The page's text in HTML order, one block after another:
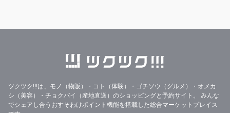
ツクツク!!!は、モノ（物販）・コト（体験）・ゴチソウ（グルメ）・オメカ
シ（美容）・チョクバイ（産地直送）のショッピングと予約サイト。
みんな
でシェアし合うおすそわけポイント機能を搭載した総合マーケットプレイス